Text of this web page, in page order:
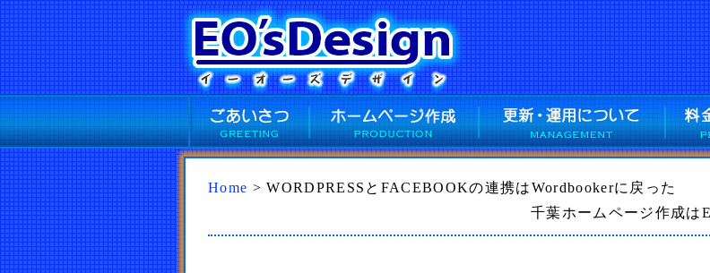
Home > WORDPRESSとFACEBOOKの連携はWordbookerに戻った
千葉ホームページ作成は